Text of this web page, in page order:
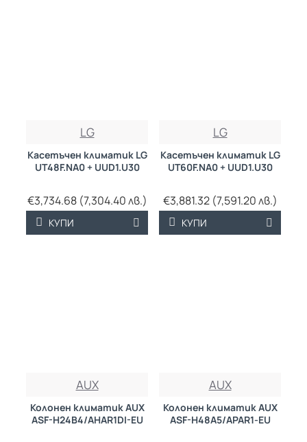
LG
Касетъчен климатик LG
UT48F.NA0 + UUD1.U30
€3,734.68 (7,304.40 лв.)
КУПИ
LG
Касетъчен климатик LG
UT60F.NA0 + UUD1.U30
€3,881.32 (7,591.20 лв.)
КУПИ
AUX
Колонен климатик AUX
ASF-H24B4/AHAR1DI-EU
AUX
Колонен климатик AUX
ASF-H48A5/APAR1-EU